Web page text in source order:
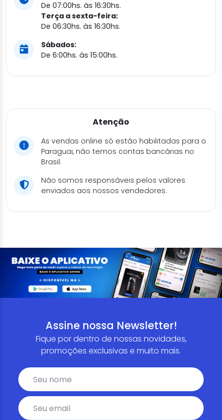
De 07:00hs. às 16:30hs.
Terça a sexta-feira:
De 06:30hs. às 16:30hs.
Sábados:
De 6:00hs. às 15:00hs.
Atenção
As vendas online só estão habilitadas para o
Paraguai, não temos contas bancárias no
Brasil.
Não somos responsáveis pelos valores
enviados aos nossos vendedores.
Assine nossa Newsletter!
Fique por dentro de nossas novidades,
promoções exclusivas e muito mais.